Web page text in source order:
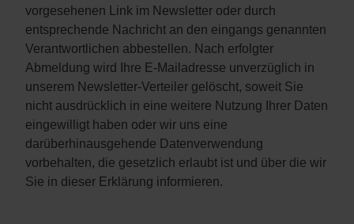
vorgesehenen Link im Newsletter oder durch
entsprechende Nachricht an den eingangs genannten
Verantwortlichen abbestellen. Nach erfolgter
Abmeldung wird Ihre E-Mailadresse unverzüglich in
unserem Newsletter-Verteiler gelöscht, soweit Sie
nicht ausdrücklich in eine weitere Nutzung Ihrer Daten
eingewilligt haben oder wir uns eine
darüberhinausgehende Datenverwendung
vorbehalten, die gesetzlich erlaubt ist und über die wir
Sie in dieser Erklärung informieren.